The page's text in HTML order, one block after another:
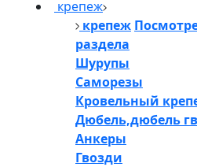
крепеж
крепеж
раздела
Шурупы
Саморезы
Кровельный
Дюбель,дюбель
Анкеры
Гвозди